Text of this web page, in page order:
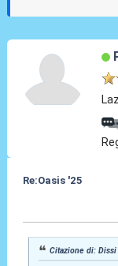
Re:Oasis '25
Citazione di: